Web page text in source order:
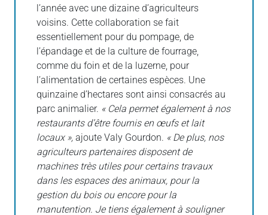
l’année avec une dizaine d’agriculteurs
voisins. Cette collaboration se fait
essentiellement pour du pompage, de
l’épandage et de la culture de fourrage,
comme du foin et de la luzerne, pour
l’alimentation de certaines espèces. Une
quinzaine d’hectares sont ainsi consacrés au
parc animalier. « Cela permet également à nos
restaurants d’être fournis en œufs et lait
locaux », ajoute Valy Gourdon. « De plus, nos
agriculteurs partenaires disposent de
machines très utiles pour certains travaux
dans les espaces des animaux, pour la
gestion du bois ou encore pour la
manutention. Je tiens également à souligner